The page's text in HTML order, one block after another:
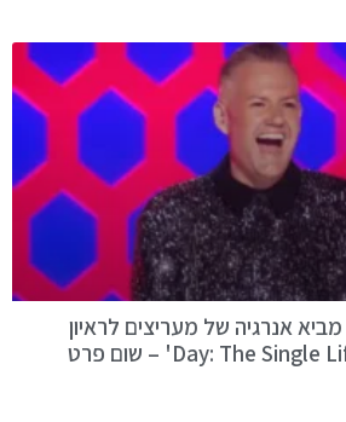
Ross Mathews מביא אנרגיה של מעריצים לראיון
חשיפה של '90 Day: The Single Life' – שום פרט